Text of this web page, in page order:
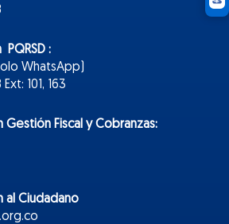
:
WhatsApp)
101, 163
Gestión Fiscal y Cobranzas:
al Ciudadano